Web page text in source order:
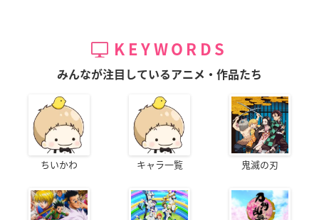
KEYWORDS
みんなが注目しているアニメ・作品たち
ちいかわ キャラ一覧 鬼滅の刃